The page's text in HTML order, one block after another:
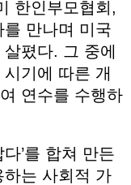
한인부모협회,
만나며 미국
폈다. 그 중에
기에 따른 개
연수를 수행하
다’를 합쳐 만든
는 사회적 가